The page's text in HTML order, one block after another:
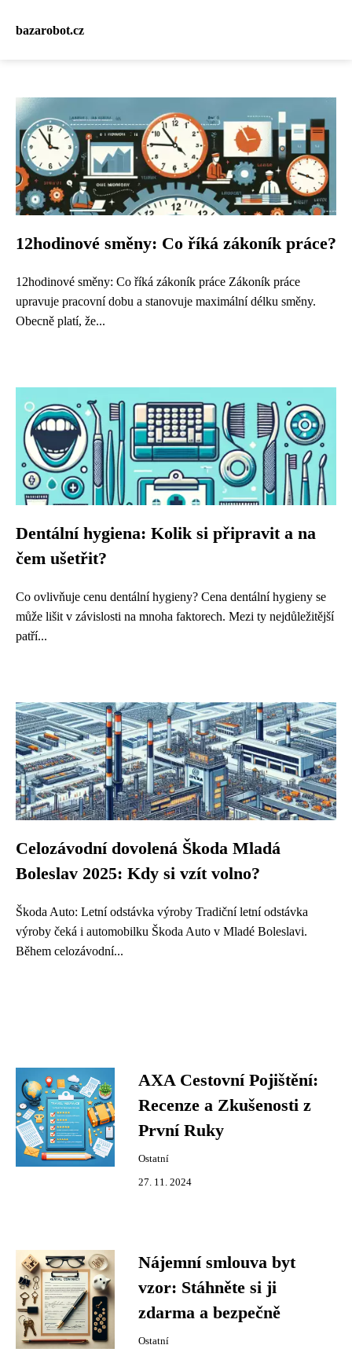
bazarobot.cz
12hodinové směny: Co říká zákoník práce?
12hodinové směny: Co říká zákoník práce Zákoník práce
upravuje pracovní dobu a stanovuje maximální délku směny.
Obecně platí, že...
Dentální hygiena: Kolik si připravit a na
čem ušetřit?
Co ovlivňuje cenu dentální hygieny? Cena dentální hygieny se
může lišit v závislosti na mnoha faktorech. Mezi ty nejdůležitější
patří...
Celozávodní dovolená Škoda Mladá
Boleslav 2025: Kdy si vzít volno?
Škoda Auto: Letní odstávka výroby Tradiční letní odstávka
výroby čeká i automobilku Škoda Auto v Mladé Boleslavi.
Během celozávodní...
AXA Cestovní Pojištění:
Recenze a Zkušenosti z
První Ruky
Ostatní
27. 11. 2024
Nájemní smlouva byt
vzor: Stáhněte si ji
zdarma a bezpečně
Ostatní